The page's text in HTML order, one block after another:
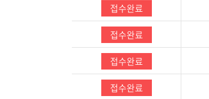
접수완료
접수완료
접수완료
접수완료